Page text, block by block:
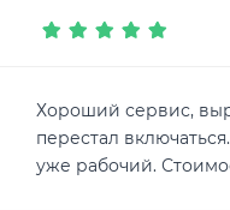
Хороший сервис,
перестал
уже рабочий.